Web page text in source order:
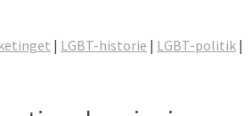
| LGBT-historie | LGBT-politik |